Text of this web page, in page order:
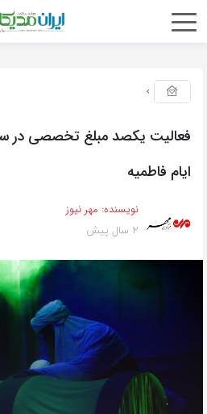
فعالیت یکصد مبلغ تخصصی در
ایام فاطمیه
نویسنده: مهر نیوز
2 سال پیش